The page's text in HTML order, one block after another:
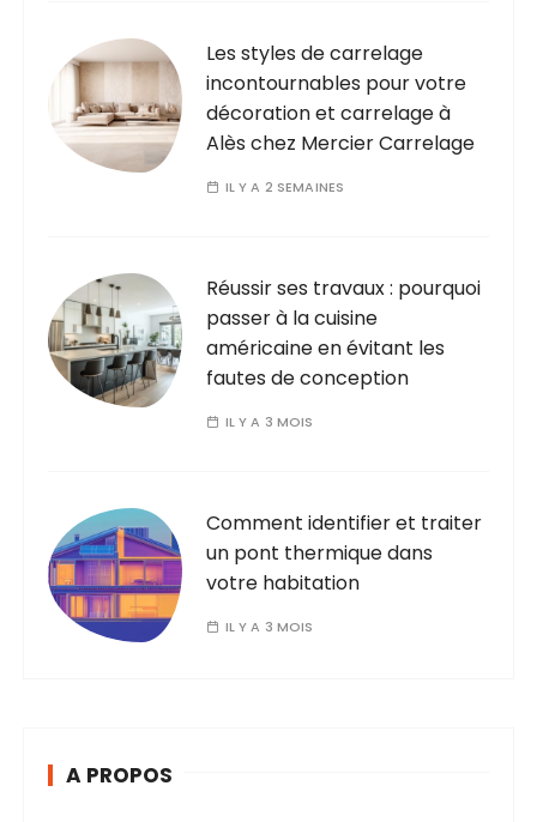
Les styles de carrelage
incontournables pour votre
décoration et carrelage à
Alès chez Mercier Carrelage
IL Y A 2 SEMAINES
Réussir ses travaux : pourquoi
passer à la cuisine
américaine en évitant les
fautes de conception
IL Y A 3 MOIS
Comment identifier et traiter
un pont thermique dans
votre habitation
IL Y A 3 MOIS
A PROPOS